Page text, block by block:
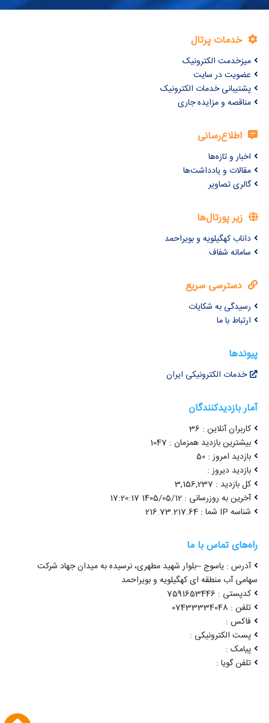
خدمات پرتال
میزخدمت الکترونیک
عضویت در سایت
پشتیبانی خدمات الکترونیک
مناقصه و مزایده جاری
اطلاع‌رسانی
اخبار و تازه‌ها
مقالات و یادداشت‌ها
گالری تصاویر
زیر پورتال‌ها
داناب کهگیلویه و بویراحمد
سامانه شفاف
دسترسی سریع
رسیدگی به شکایات
ارتباط با ما
پیوندها
خدمات الکترونیکی ایران
آمار بازدیدکنندگان
کاربران آنلاین : 36
بیشترین بازدید همزمان : 1047
بازدید امروز : 50
بازدید دیروز :
کل بازدید : 3,156,237
آخرین به روزرسانی : 1405/05/12 17:20:17
شناسه IP شما : 216.73.217.64
راه‌های تماس با ما
آدرس : یاسوج –بلوار شهید مطهری، نرسیده به میدان جهاد شرکت
سهامی آب منطقه ای کهگیلویه و بویراحمد
کدپستی : 7591653446
تلفن : 07433334048
فاکس :
پست الکترونیکی :
پیامک :
تلفن گویا :